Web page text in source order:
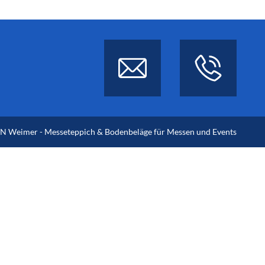
Weimer - Messeteppich & Bodenbeläge für Messen und Events